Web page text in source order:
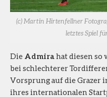
(c) Martin Hirtenfellner
letztes Spiel
Die Admirahat diesen so
bei schlechterer
Vorsprung auf die Grazer
ihres internationalen